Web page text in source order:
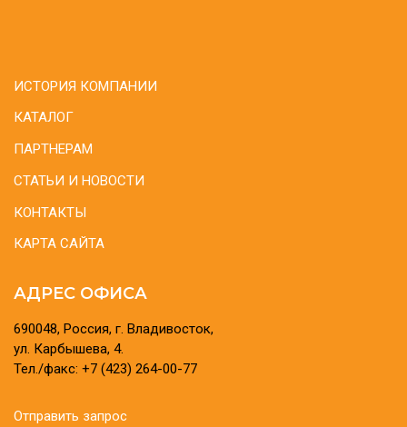
ИСТОРИЯ КОМПАНИИ
КАТАЛОГ
ПАРТНЕРАМ
СТАТЬИ И НОВОСТИ
КОНТАКТЫ
КАРТА САЙТА
АДРЕС ОФИСА
690048, Россия, г. Владивосток,
ул. Карбышева, 4.
Тел./факс: +7 (423) 264-00-77
Отправить запрос